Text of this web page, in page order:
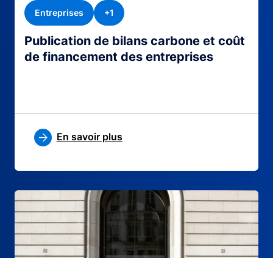
Publication de bilans carbone et coût
de financement des entreprises
Entreprises
+1
En savoir plus